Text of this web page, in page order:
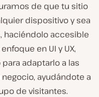
de que tu sitio
dispositivo y sea
haciéndolo accesible
en UI y UX,
adaptarlo a las
ayudándote a
de visitantes.